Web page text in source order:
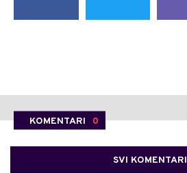
KOMENTARI 0
SVI KOMENTARI